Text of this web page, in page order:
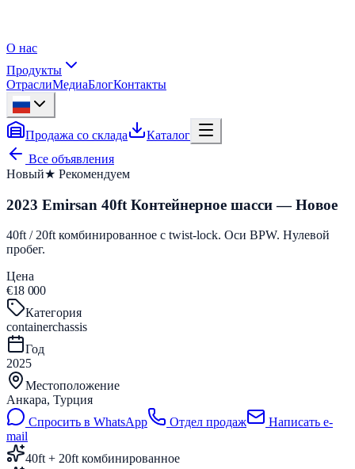
О нас
Продукты
ОтраслиМедиаБлогКонтакты
Продажа со склада
Каталог
Все объявления
Новый★ Рекомендуем
2023 Emirsan 40ft Контейнерное шасси — Новое
40ft / 20ft комбинированное с twist-lock. Оси BPW. Нулевой
пробег.
Цена
€18 000
Категория
containerchassis
Год
2025
Местоположение
Анкара, Турция
Спросить в WhatsApp
Отдел продаж
Написать e-
mail
40ft + 20ft комбинированное